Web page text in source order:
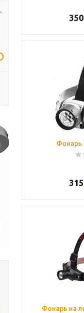
350
Фонарь
315
Фонарь на